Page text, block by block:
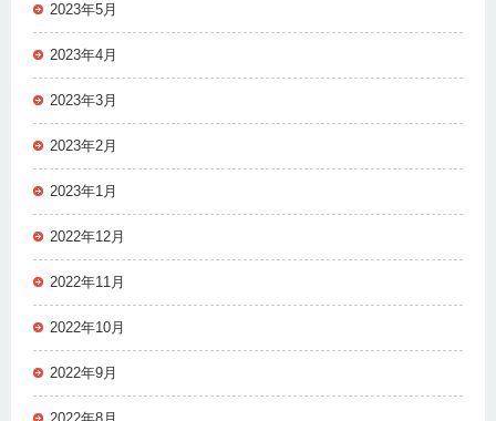
2023年5月
2023年4月
2023年3月
2023年2月
2023年1月
2022年12月
2022年11月
2022年10月
2022年9月